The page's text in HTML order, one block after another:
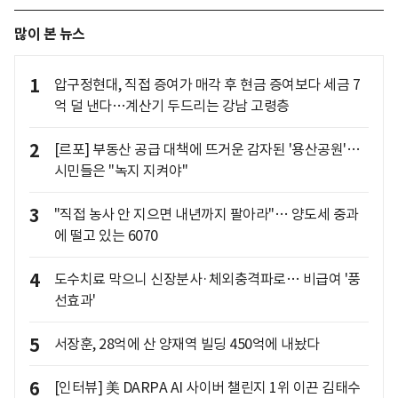
많이 본 뉴스
1
압구정현대, 직접 증여가 매각 후 현금 증여보다 세금 7
억 덜 낸다…계산기 두드리는 강남 고령층
2
[르포] 부동산 공급 대책에 뜨거운 감자된 '용산공원'…
시민들은 "녹지 지켜야"
3
"직접 농사 안 지으면 내년까지 팔아라"… 양도세 중과
에 떨고 있는 6070
4
도수치료 막으니 신장분사·체외충격파로… 비급여 '풍
선효과'
5 서장훈, 28억에 산 양재역 빌딩 450억에 내놨다
6 [인터뷰] 美 DARPA AI 사이버 챌린지 1위 이끈 김태수